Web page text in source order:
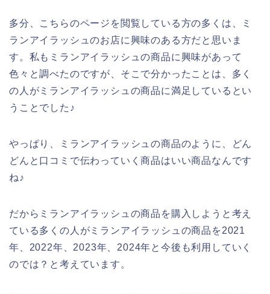
多分、こちらのページを閲覧している方の多くは、ミ
ランアイラッシュのお店に興味のある方だと思いま
す。私もミランアイラッシュの商品に興味があって
色々と調べたのですが、そこで分かったことは、多く
の人がミランアイラッシュの商品に満足しているとい
うことでした♪
やっぱり、ミランアイラッシュの商品のように、どん
どんと口コミで伝わっていく商品はいい商品なんです
ね♪
だからミランアイラッシュの商品を購入しようと考え
ている多くの人がミランアイラッシュの商品を2021
年、2022年、2023年、2024年と今後も利用していく
のでは？と考えています。